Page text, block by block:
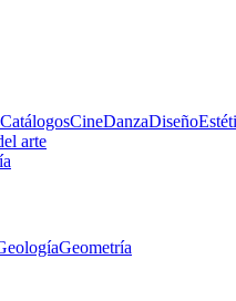
CatálogosCineDanzaDiseño
arte
Geometría